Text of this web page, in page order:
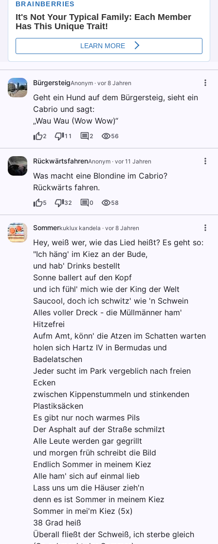
BürgersteigAnonym · vor 8 Jahren
Geht ein Hund auf dem Bürgersteig, sieht ein
Cabrio und sagt:
„Wau Wau (Wow Wow)“
2 11 2 56
RückwärtsfahrenAnonym · vor 11 Jahren
Was macht eine Blondine im Cabrio?
Rückwärts fahren.
5 32 0 58
Sommerkuklux kandela · vor 8 Jahren
Hey, weiß wer, wie das Lied heißt? Es geht so:
"Ich häng' im Kiez an der Bude,
und hab' Drinks bestellt
Sonne ballert auf den Kopf
und ich fühl' mich wie der King der Welt
Saucool, doch ich schwitz' wie 'n Schwein
Alles voller Dreck - die Müllmänner ham'
Hitzefrei
Aufm Amt, könn' die Atzen im Schatten warten
holen sich Hartz IV in Bermudas und
Badelatschen
Jeder sucht im Park vergeblich nach freien
Ecken
zwischen Kippenstummeln und stinkenden
Plastiksäcken
Es gibt nur noch warmes Pils
Der Asphalt auf der Straße schmilzt
Alle Leute werden gar gegrillt
und morgen früh schreibt die Bild
Endlich Sommer in meinem Kiez
Alle ham' sich auf einmal lieb
Lass uns um die Häuser zieh'n
denn es ist Sommer in meinem Kiez
Sommer in mei'm Kiez (5x)
38 Grad heiß
Überall fließt der Schweiß, ich sterbe gleich